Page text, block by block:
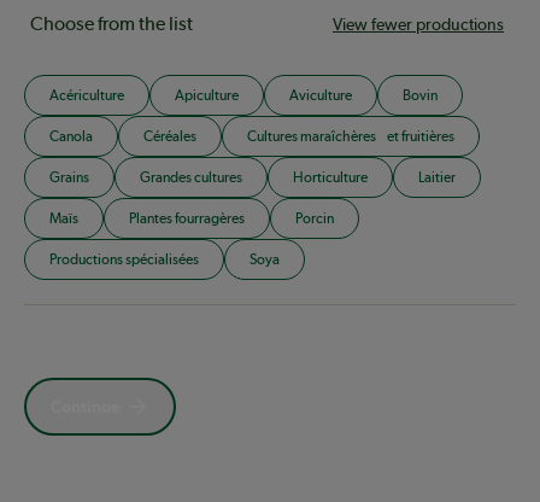
Choose from the list View fewer productions
Acériculture Apiculture Aviculture Bovin
Canola Céréales Cultures maraîchères et fruitières
Grains Grandes cultures Horticulture Laitier
Maïs Plantes fourragères Porcin
Productions spécialisées Soya